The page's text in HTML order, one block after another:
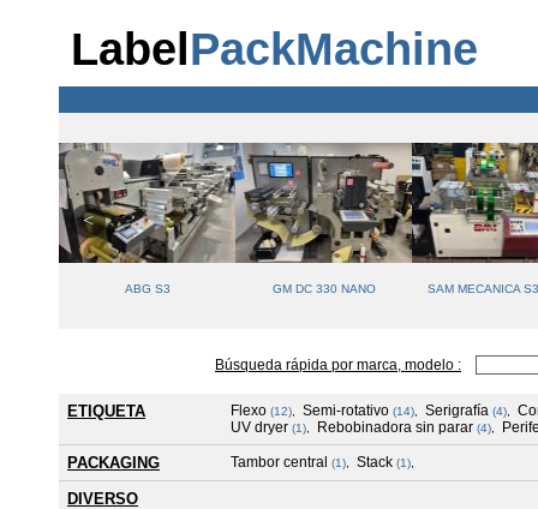
Label PackMachine
ABG S3 GM DC 330 NANO SAM MECANICA
Búsqueda rápida por marca, modelo :
ETIQUETA Flexo (12) Semi-rotativo (14) Serigrafía (4)
UV dryer (1) Rebobinadora sin parar (4)
PACKAGING Tambor central (1) Stack (1)
DIVERSO